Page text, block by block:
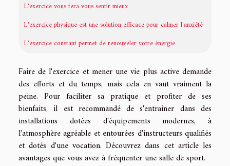
L'exercice vous fera vous sentir mieux
L'exercice physique est une solution efficace pour calmer l'anxiété
L'exercice constant permet de renouveler votre énergie
Faire de l'exercice et mener une vie plus active demande
des efforts et du temps, mais cela en vaut vraiment la
peine. Pour faciliter sa pratique et profiter de ses
bienfaits, il est recommandé de s'entraîner dans des
installations dotées d'équipements modernes, à
l'atmosphère agréable et entourées d'instructeurs qualifiés
et dotés d'une vocation. Découvrez dans cet article les
avantages que vous avez à fréquenter une salle de sport.